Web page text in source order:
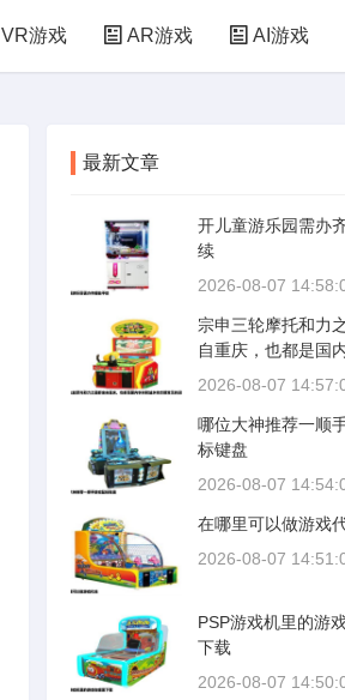
VR游戏 AR游戏 AI游戏
最新文章
开儿童游乐园需办
续
2026-08-07
宗申三轮摩托和力
自重庆，也都是国
城乡结合部常见的运
用户拿它拉什么、
路、打算用几年。
2026-08-07
哪位大神推荐一顺
标键盘
2026-08-07
在哪里可以做游戏
2026-08-07
PSP游戏机里的游
下载
2026-08-07